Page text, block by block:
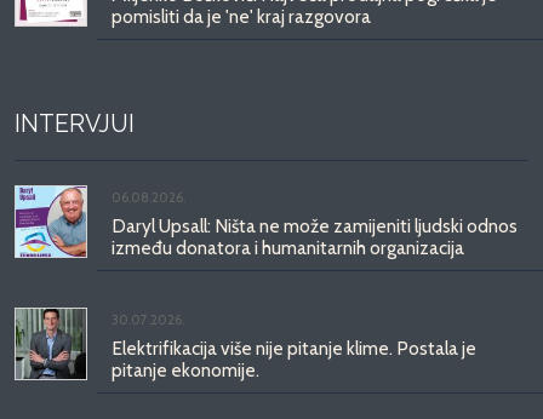
pomisliti da je 'ne' kraj razgovora
INTERVJUI
06.08.2026.
Daryl Upsall: Ništa ne može zamijeniti ljudski odnos
između donatora i humanitarnih organizacija
30.07.2026.
Elektrifikacija više nije pitanje klime. Postala je
pitanje ekonomije.